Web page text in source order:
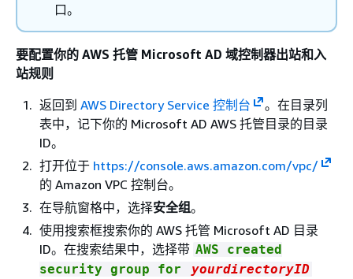
口。
要配置你的 AWS 托管 Microsoft AD 域控制器出站和入
站规则
返回到 AWS Directory Service 控制台
。在目录列
表中，记下你的 Microsoft AD AWS 托管目录的目录
ID。
打开位于 https://console.aws.amazon.com/vpc/
的 Amazon VPC 控制台。
在导航窗格中，选择安全组。
使用搜索框搜索你的 AWS 托管 Microsoft AD 目录
ID。在搜索结果中，选择带 AWS created
security group for
yourdirectoryID